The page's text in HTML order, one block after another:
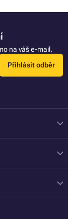
na váš e-mail.
Přihlásit odběr